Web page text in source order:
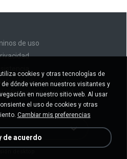
de uso
personal
información personal
cookies y otras tecnologías de
dónde vienen nuestros visitantes y
en nuestro sitio web. Al usar
el uso de cookies y otras
Cambiar mis preferencias
de acuerdo